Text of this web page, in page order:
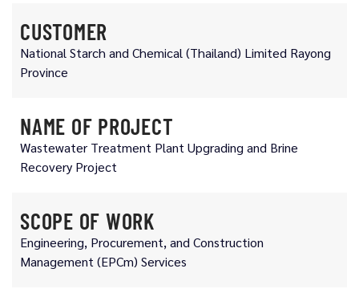
CUSTOMER
National Starch and Chemical (Thailand) Limited Rayong
Province
NAME OF PROJECT
Wastewater Treatment Plant Upgrading and Brine
Recovery Project
SCOPE OF WORK
Engineering, Procurement, and Construction
Management (EPCm) Services